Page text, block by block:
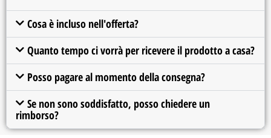
Cosa è incluso nell'offerta?
Quanto tempo ci vorrà per ricevere il prodotto a casa?
Posso pagare al momento della consegna?
Se non sono soddisfatto, posso chiedere un
rimborso?